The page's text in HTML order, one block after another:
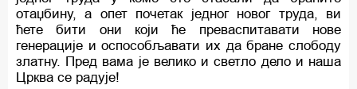
отаџбину, а опет почетак једног новог труда, ви
ћете бити они који ће преваспитавати нове
генерације и оспособљавати их да бране слободу
златну. Пред вама је велико и светло дело и наша
Црква се радује!